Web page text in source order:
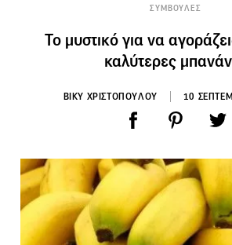
ΣΥΜΒΟΥΛΕΣ
Το μυστικό για να
καλύτερες
ΒΙΚΥ ΧΡΙΣΤΟΠΟΥΛΟΥ 10